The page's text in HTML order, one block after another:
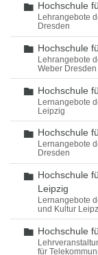
Ordner
Hochschule
Lehrangebote
Dresden
Ordner
Hochschule
Lehrangebote
Weber Dresden
Ordner
Hochschule
Lernangebote
Leipzig
Ordner
Hochschule
Lernangebote
Dresden
Ordner
Hochschule
Leipzig
Lernangebote
und Kultur
Ordner
Hochschule
für